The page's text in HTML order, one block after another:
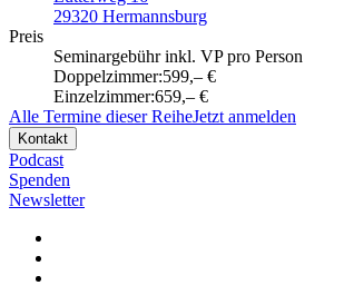
29320 Hermannsburg
Preis
Seminargebühr inkl. VP pro Person
Doppelzimmer:599,– €
Einzelzimmer:659,– €
Alle Termine dieser ReiheJetzt anmelden
Kontakt
Podcast
Spenden
Newsletter